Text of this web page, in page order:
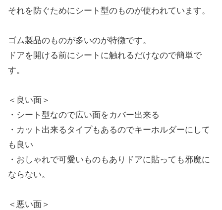
それを防ぐためにシート型のものが使われています。
ゴム製品のものが多いのが特徴です。
ドアを開ける前にシートに触れるだけなので簡単で
す。
＜良い面＞
・シート型なので広い面をカバー出来る
・カット出来るタイプもあるのでキーホルダーにして
も良い
・おしゃれで可愛いものもありドアに貼っても邪魔に
ならない。
＜悪い面＞